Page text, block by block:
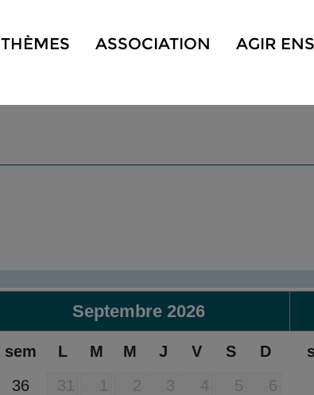
THÈMES ASSOCIATION AGIR
Septembre 2026
sem L M M J V S
D
36
31 1 2 3 4 5
6